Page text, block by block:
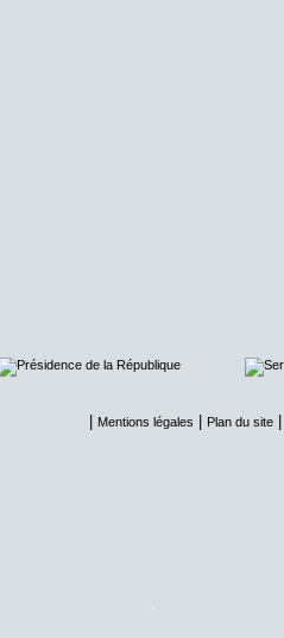
Mentions légales Plan du site